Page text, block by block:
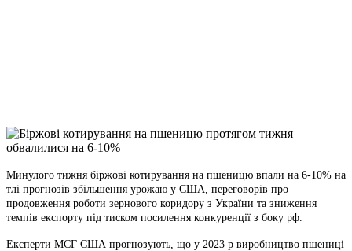
Link
Print
Минулого тижня біржові котирування на пшеницю впали на 6-10% на
тлі прогнозів збільшення урожаю у США, переговорів про
продовження роботи зернового коридору з України та зниження
темпів експорту під тиском посилення конкуренції з боку рф.
Експерти МСГ США прогнозують, що у 2023 р виробництво пшениці